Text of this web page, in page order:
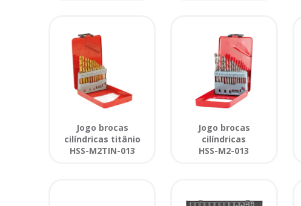
Jogo brocas
cilíndricas titânio
HSS-M2TIN-013
Jogo brocas
cilíndricas
HSS-M2-013